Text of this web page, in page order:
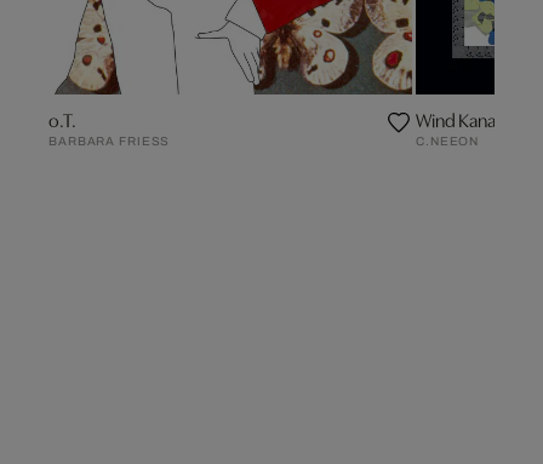
o.T.
BARBARA FRIESS
Wind Kanal
C.NEEON